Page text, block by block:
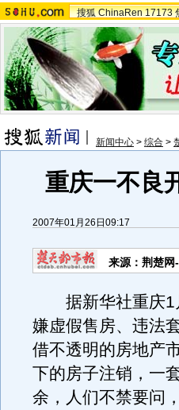
搜狐 ChinaRen 17173
新闻中心 > 综合 >
重庆一不良
2007年01月26日09:17
来源：荆楚网
据新华社重庆1
嫌虚假售房、违法
借不透明的房地产
下的房子注销，一
余，人们不禁要问